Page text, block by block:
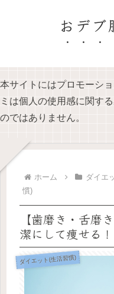
おデブ
本サイトにはプロモーシ
ミは個人の使用感に関す
のではありません。
ホーム ダイエ
慣)
【歯磨き・舌磨
潔にして痩せる！
ダイエット(生活習慣)